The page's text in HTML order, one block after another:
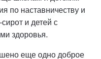
по наставничеству и
и детей с
здоровья.
еще одно доброе